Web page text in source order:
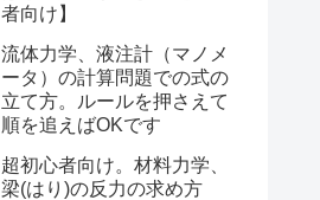
者向け】
流体力学、液注計（マノメ
ータ）の計算問題での式の
立て方。ルールを押さえて
順を追えばOKです
超初心者向け。材料力学、
梁(はり)の反力の求め方